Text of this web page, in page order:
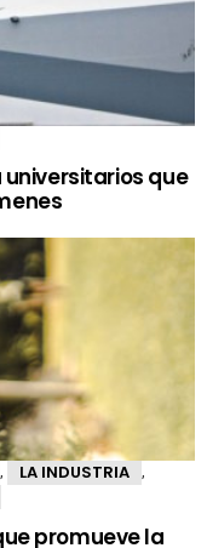
que
, LA INDUSTRIA ,
promueve la